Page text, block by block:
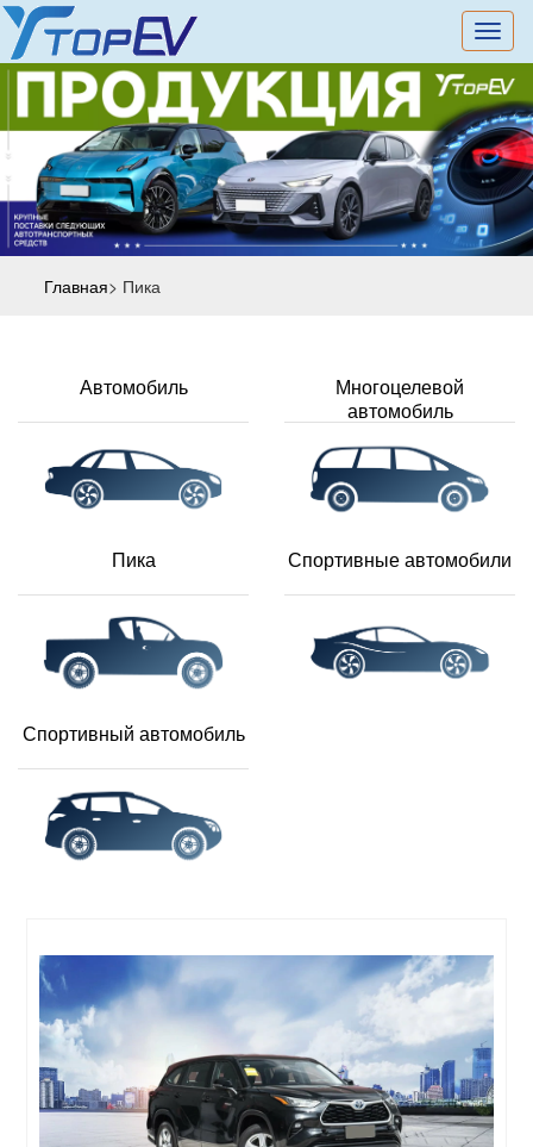
切
换
导
航
Главная> Пика
Автомобиль
Многоцелевой
автомобиль
Пика Спортивные автомобили
Спортивный автомобиль